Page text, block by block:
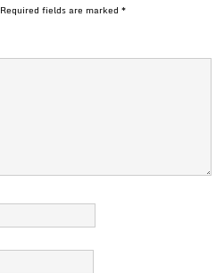
Required fields are marked*